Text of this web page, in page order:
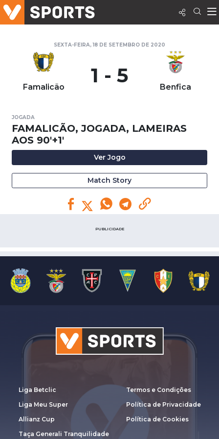
SEXTA-FEIRA, 18 DE SETEMBRO DE 2020
Famalicão 1 - 5 Benfica
JOGADA
FAMALICÃO, JOGADA, LAMEIRAS
AOS 90'+1'
Ver Jogo
Match Story
PUBLICIDADE
Liga Betclic
Liga Meu Super
Allianz Cup
Taça Generali Tranquilidade
Termos e Condições
Política de Privacidade
Política de Cookies